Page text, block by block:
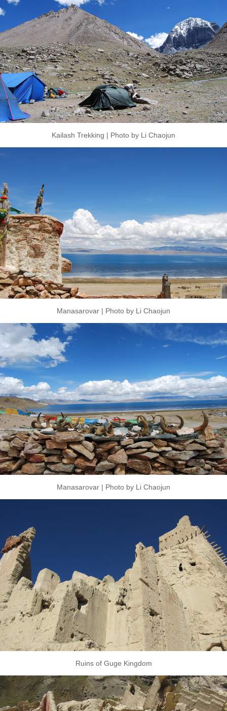
Kailash Trekking | Photo by Li Chaojun
Manasarovar | Photo by Li Chaojun
Manasarovar | Photo by Li Chaojun
Ruins of Guge Kingdom